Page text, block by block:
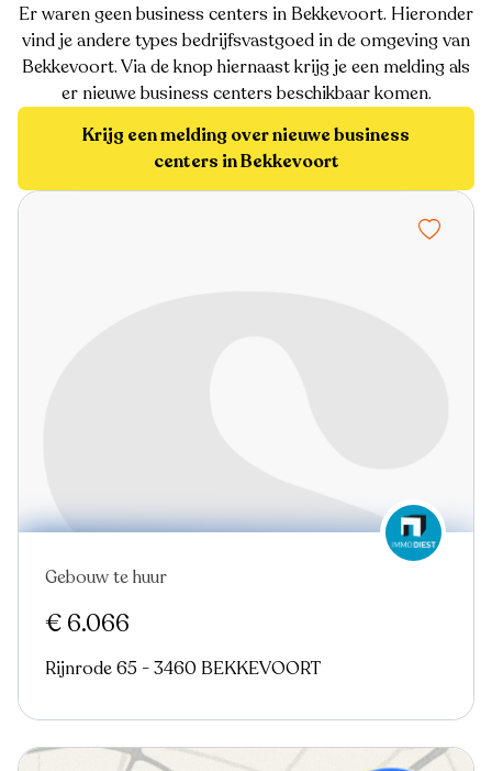
Er waren geen business centers in Bekkevoort. Hieronder
vind je andere types bedrijfsvastgoed in de omgeving van
Bekkevoort. Via de knop hiernaast krijg je een melding als
er nieuwe business centers beschikbaar komen.
Krijg een melding over nieuwe business
centers in Bekkevoort
Virtual tour
Gebouw te huur
€ 6.066
Rijnrode 65 - 3460 BEKKEVOORT